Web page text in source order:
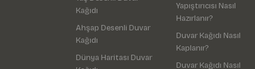
Kağıdı
Ahşap Desenli Duvar
Kağıdı
Dünya Haritası Duvar
Yapıştırıcısı Nasıl
Hazırlanır?
Duvar Kağıdı Nasıl
Kaplanır?
Duvar Kağıdı Nasıl